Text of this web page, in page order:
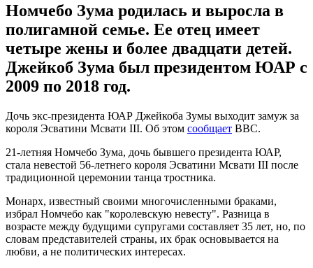
Номчебо Зума родилась и выросла в
полигамной семье. Ее отец имеет
четыре жены и более двадцати детей.
Джейкоб Зума был президентом ЮАР с
2009 по 2018 год.
Дочь экс-президента ЮАР Джейкоба Зумы выходит замуж за
короля Эсватини Мсвати III. Об этом сообщает BBC.
21-летняя Номчебо Зума, дочь бывшего президента ЮАР,
стала невестой 56-летнего короля Эсватини Мсвати III после
традиционной церемонии танца тростника.
Монарх, известный своими многочисленными браками,
избрал Номчебо как "королевскую невесту". Разница в
возрасте между будущими супругами составляет 35 лет, но, по
словам представителей страны, их брак основывается на
любви, а не политических интересах.